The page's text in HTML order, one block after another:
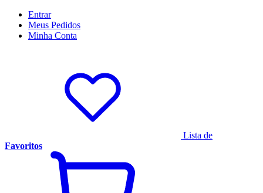
Entrar
Meus Pedidos
Minha Conta
Lista de
Favoritos